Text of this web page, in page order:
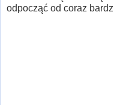
odpocząć od coraz